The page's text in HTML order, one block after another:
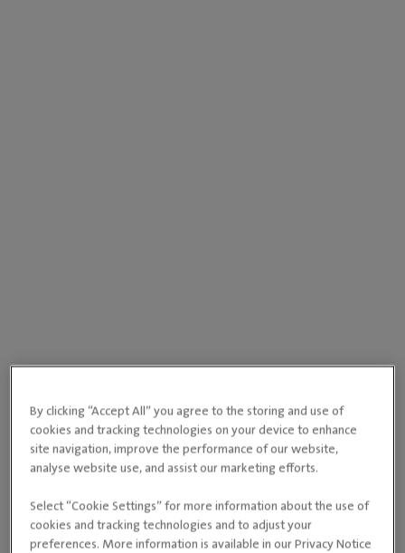
By clicking “Accept All” you agree to the storing and use of
cookies and tracking technologies on your device to enhance
site navigation, improve the performance of our website,
analyse website use, and assist our marketing efforts.
Select “Cookie Settings” for more information about the use of
cookies and tracking technologies and to adjust your
preferences. More information is available in our Privacy Notice